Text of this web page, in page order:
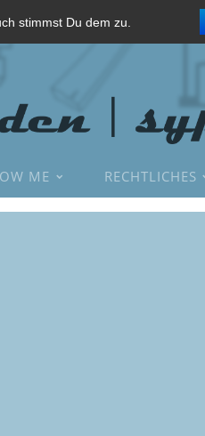
stimmst Du dem zu.
ME RECHTLICHES